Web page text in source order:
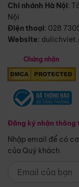
Chi nhánh Hà Nội:
Nội
Điện thoại: 028
Website:
Chứng nhận
Đăng ký nhận thông
Nhập email để có
của Quý khách